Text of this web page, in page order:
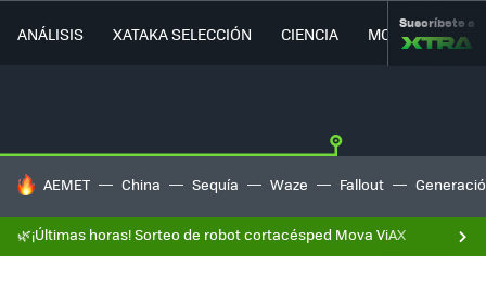
ANÁLISIS XATAKA SELECCIÓN CIENCIA MOVILIDAD
Suscríbete a
HOY SE HABLA DE
AEMET China Sequía Waze Fallout
🌿¡Últimas horas! Sorteo de robot cortacésped Mova ViAX